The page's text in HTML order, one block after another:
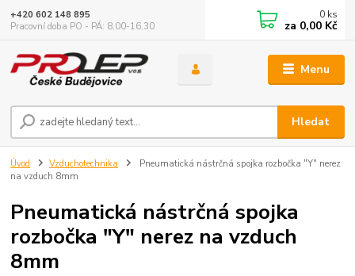
Menu
Hledat
+420 602 148 895
Pracovní doba PO - PÁ: 8,00-16,30
0 ks
za 0,00 Kč
Úvod Vzduchotechnika
Pneumatická nástrčná spojka rozbočka "Y" nerez
na vzduch 8mm
Pneumatická nástrčná spojka
rozbočka "Y" nerez na vzduch
8mm